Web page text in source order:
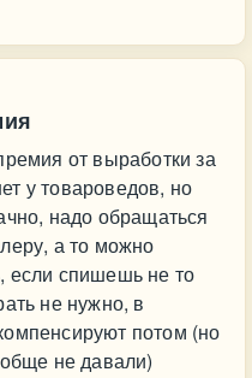
от выработки за
у товароведов, но
надо обращаться
а то можно
если спишешь не то
не нужно, в
потом (но
не давали)